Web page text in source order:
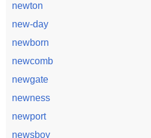
newton
new-day
newborn
newcomb
newgate
newness
newport
newsboy